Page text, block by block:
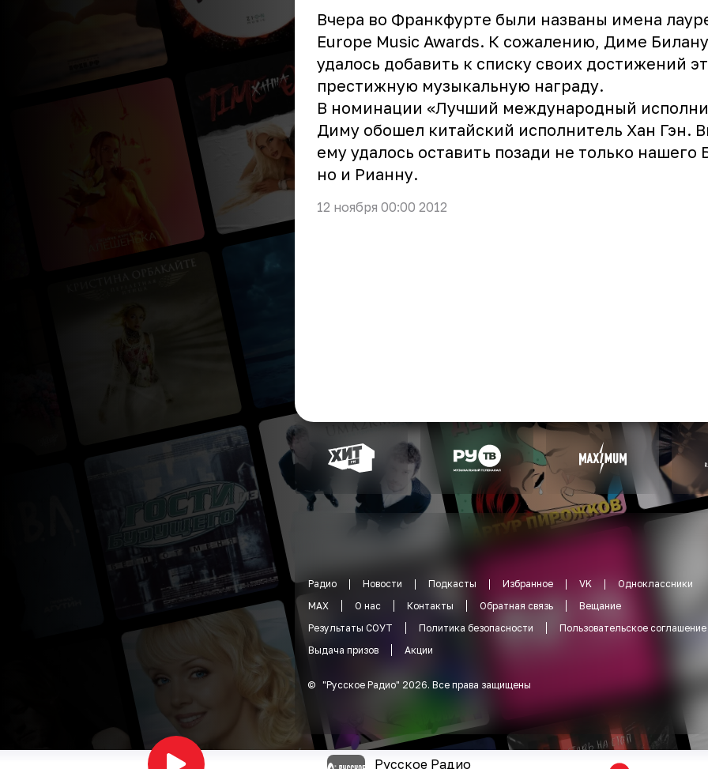
Вчера во Франкфурте были названы имена
Europe Music Awards. К сожалению, Диме
удалось добавить к списку своих достижений
престижную музыкальную награду.
В номинации «Лучший международный
Диму обошел китайский исполнитель Хан Гэн.
ему удалось оставить позади не только нашего
но и Рианну.
12 ноября 00:00 2012
Радио Новости Подкасты Избранное VK
Одноклассники
MAX
О нас Контакты Обратная связь
Вещание
Результаты СОУТ
Политика безопасности
Пользовательское соглашение
Выдача призов
Акции
© "Русское Радио" 2026. Все права защищены
Русское Радио